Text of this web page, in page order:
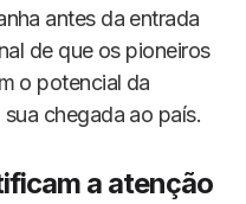
antes da entrada
de que os pioneiros
o potencial da
chegada ao país.
a atenção